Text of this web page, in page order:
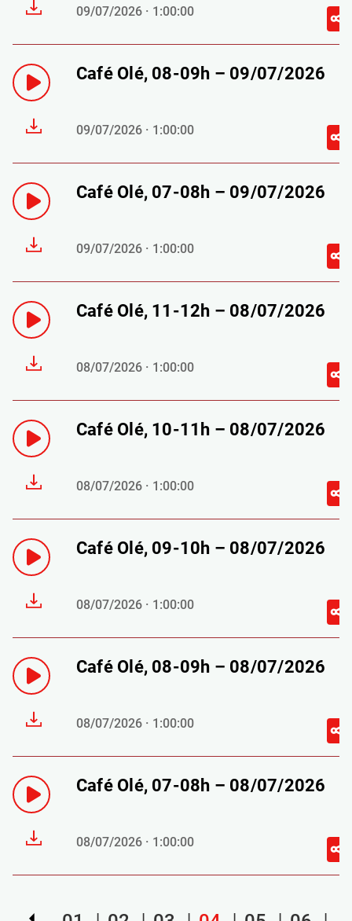
09/07/2026 · 1:00:00
Café Olé, 08-09h – 09/07/2026
09/07/2026 · 1:00:00
Café Olé, 07-08h – 09/07/2026
09/07/2026 · 1:00:00
Café Olé, 11-12h – 08/07/2026
08/07/2026 · 1:00:00
Café Olé, 10-11h – 08/07/2026
08/07/2026 · 1:00:00
Café Olé, 09-10h – 08/07/2026
08/07/2026 · 1:00:00
Café Olé, 08-09h – 08/07/2026
08/07/2026 · 1:00:00
Café Olé, 07-08h – 08/07/2026
08/07/2026 · 1:00:00